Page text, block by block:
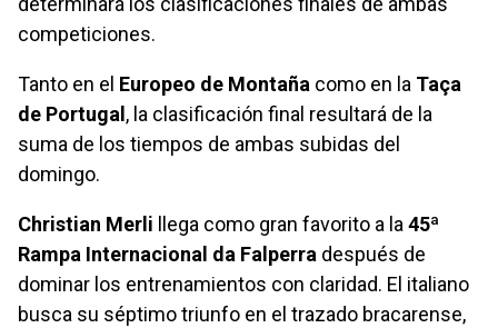
competiciones.
Tanto en el Europeo de Montaña como en la Taça
de Portugal , la clasificación final resultará de la
suma de los tiempos de ambas subidas del
domingo.
Christian Merli llega como gran favorito a la45ª
Rampa Internacional da Falperra después de
dominar los entrenamientos con claridad. El italiano
busca su séptimo triunfo en el trazado bracarense,